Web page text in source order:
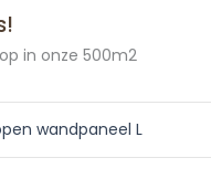
in onze 500m2
wandpaneel L